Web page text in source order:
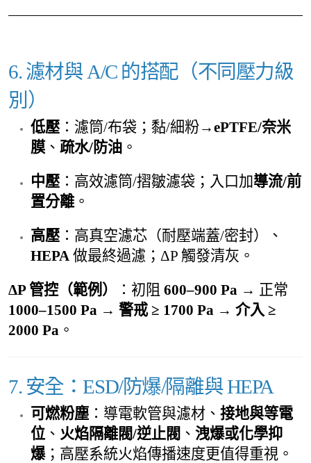
6. 濾材與 A/C 的搭配（不同壓力級
別）
低壓 ：濾筒/布袋；黏/細粉→ePTFE/奈米
膜 、 疏水/防油 。
中壓 ：高效濾筒/摺皺濾袋；入口加導流/前
置分離 。
高壓 ：高真空濾芯（耐壓端蓋/密封）、
HEPA 做最終過濾；ΔP 觸發清灰。
ΔP 管控（範例） ：初阻 600–900 Pa → 正常
1000–1500 Pa → 警戒 ≥ 1700 Pa → 介入 ≥
2000 Pa 。
7. 安全：ESD/防爆/隔離與 HEPA
可燃粉塵 ：導電軟管與濾材、 接地與等電
位 、 火焰隔離閥/逆止閥 、 洩爆或化學抑
爆；高壓系統火焰傳播速度更值得重視。